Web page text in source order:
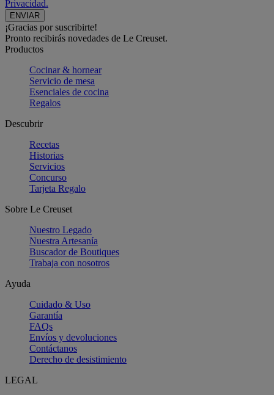
Privacidad.
¡Gracias por suscribirte!
Pronto recibirás novedades de Le Creuset.
Productos
Cocinar & hornear
Servicio de mesa
Esenciales de cocina
Regalos
Descubrir
Recetas
Historias
Servicios
Concurso
Tarjeta Regalo
Sobre Le Creuset
Nuestro Legado
Nuestra Artesanía
Buscador de Boutiques
Trabaja con nosotros
Ayuda
Cuidado & Uso
Garantía
FAQs
Envíos y devoluciones
Contáctanos
Derecho de desistimiento
LEGAL